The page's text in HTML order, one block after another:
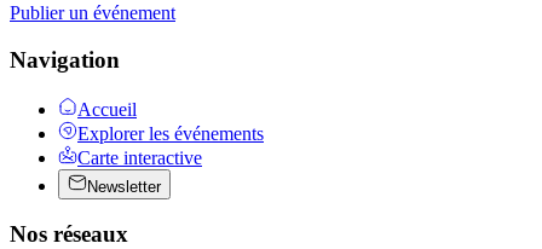
Publier un événement
Navigation
Accueil
Explorer les événements
Carte interactive
Newsletter
Nos réseaux